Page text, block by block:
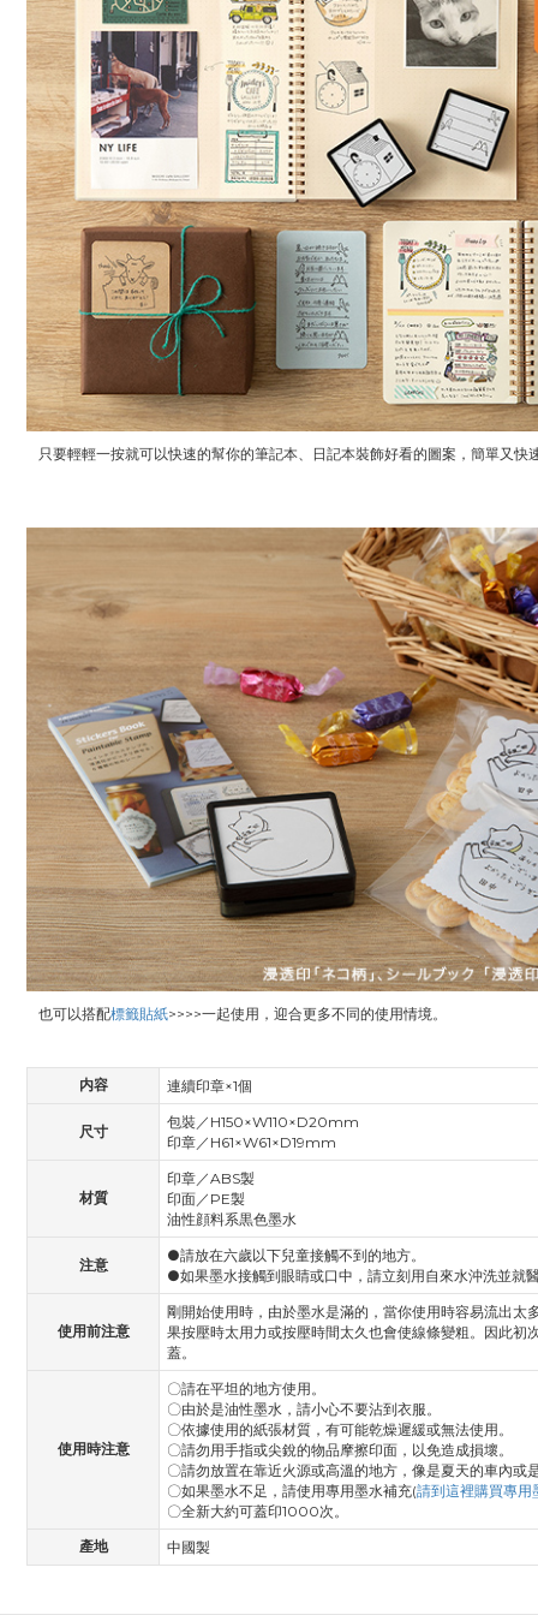
只要輕輕一按就可以快速的幫你的筆記本、日記本裝飾好看的圖案，簡單又快
也可以搭配標籤貼紙>>>>一起使用，迎合更多不同的使用情境。
内容 連續印章×1個
尺寸
包裝／H150×W110×D20mm
印章／H61×W61×D19mm
材質
印章／ABS製
印面／PE製
油性顔料系黒色墨水
注意
●請放在六歲以下兒童接觸不到的地方。
●如果墨水接觸到眼睛或口中，請立刻用自來水沖洗並就
使用前注意
剛開始使用時，由於墨水是滿的，當你使用時容易流出太
果按壓時太用力或按壓時間太久也會使線條變粗。因此初
蓋。
使用時注意
〇請在平坦的地方使用。
〇由於是油性墨水，請小心不要沾到衣服。
〇依據使用的紙張材質，有可能乾燥遲緩或無法使用。
〇請勿用手指或尖銳的物品摩擦印面，以免造成損壞。
〇請勿放置在靠近火源或高溫的地方，像是夏天的車內或
〇如果墨水不足，請使用專用墨水補充(請到這裡購買專用
〇全新大約可蓋印1000次。
產地
中國製